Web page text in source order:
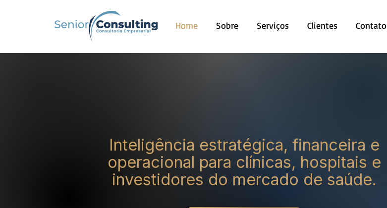
Home Sobre Serviços Clientes Contato
Inteligência estratégica, financeira e
operacional para clínicas, hospitais e
investidores do mercado de saúde.